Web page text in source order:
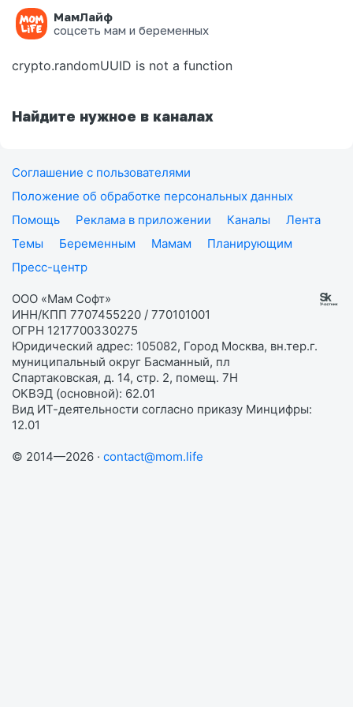
МамЛайф
соцсеть мам и беременных
Ошибка на странице
crypto.randomUUID is not a function
Найдите нужное в каналах
Соглашение с пользователями
Положение об обработке персональных данных
Помощь
Реклама в приложении Каналы
Лента
Темы
Беременным Мамам
Планирующим
Пресс-центр
ООО «Мам Софт»
ИНН/КПП 7707455220 / 770101001
ОГРН 1217700330275
Юридический адрес: 105082, Город Москва, вн.тер.г.
муниципальный округ Басманный, пл
Спартаковская, д. 14, стр. 2, помещ. 7Н
ОКВЭД (основной): 62.01
Вид ИТ-деятельности согласно приказу Минцифры:
12.01
© 2014—2026 · contact@mom.life